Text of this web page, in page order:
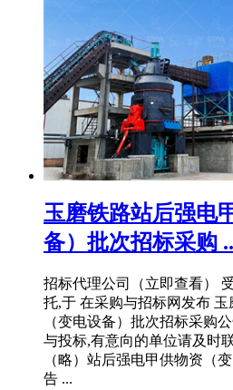
玉磨铁路站后强电
备）批次招标采购
招标代理公司（立即查看）
托,于 在采购与招标网发布
（变电设备）批次招标采购
与投标,有意向的单位请及时
（略）站后强电甲供物资（
告 ...